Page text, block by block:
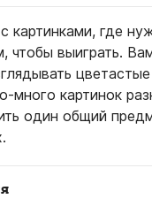
картинками, где
чтобы выиграть.
цветастые
много картинок
один общий